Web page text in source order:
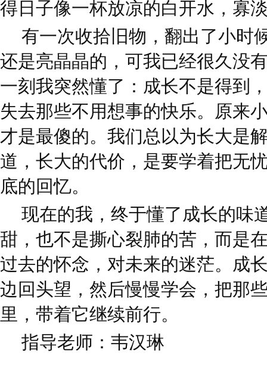
得日子像一杯放凉的白开水，寡
有一次收拾旧物，翻出了小时
还是亮晶晶的，可我已经很久没
一刻我突然懂了：成长不是得
失去那些不用想事的快乐。原来
才是最傻的。我们总以为长大是
道，长大的代价，是要学着把无
底的回忆。
现在的我，终于懂了成长的味
甜，也不是撕心裂肺的苦，而是
过去的怀念，对未来的迷茫。成
边回头望，然后慢慢学会，把那
里，带着它继续前行。
指导老师：韦汉琳